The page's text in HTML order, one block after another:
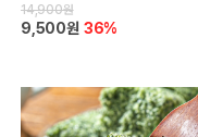
14,900원
9,500원 36%